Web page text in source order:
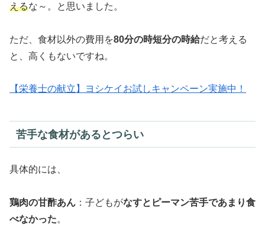
えるな～。と思いました。
ただ、食材以外の費用を80分の時短分の時給だと考える
と、高くもないですね。
【栄養士の献立】ヨシケイお試しキャンペーン実施中！
苦手な食材があるとつらい
具体的には、
鶏肉の甘酢あん ：子どもがなすとピーマン苦手であまり食
べなかった。